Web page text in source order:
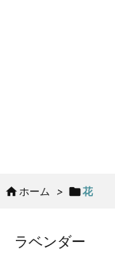
 ホーム > 花
ラベンダー